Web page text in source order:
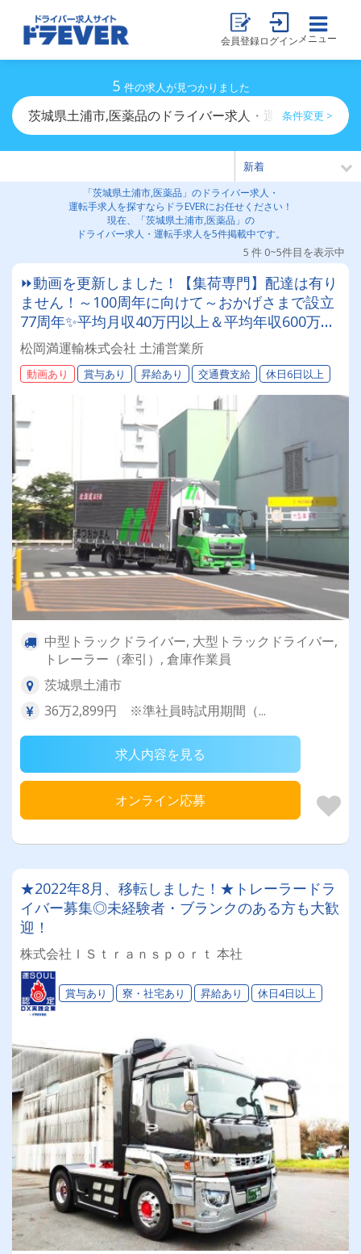
会員登録ログイン メニュー
5 件の求人が見つかりました
茨城県土浦市,医薬品のドライバー求人・運転手求人一覧
条件変更 >
「茨城県土浦市,医薬品」のドライバー求人・
運転手求人を探すならドラEVERにお任せください！
現在、「茨城県土浦市,医薬品」の
ドライバー求人・運転手求人を5件掲載中です。
5 件 0~5件目を表示中
⏩動画を更新しました！【集荷専門】配達は有り
ません！～100周年に向けて～おかげさまで設立
77周年✨平均月収40万円以上＆平均年収600万円
以上北海道を代表する運送会社で一緒に働きまし
ょう！
松岡満運輸株式会社 土浦営業所
動画あり 賞与あり 昇給あり 交通費支給 休日6日以上
中型トラックドライバー, 大型トラックドライバー,
トレーラー（牽引）, 倉庫作業員
茨城県土浦市
36万2,899円 ※準社員時試用期間（...
求人内容を見る
オンライン応募
★2022年8月、移転しました！★トレーラードラ
イバー募集◎未経験者・ブランクのある方も大歓
迎！
株式会社ＩＳｔｒａｎｓｐｏｒｔ 本社
賞与あり 寮・社宅あり 昇給あり 休日4日以上